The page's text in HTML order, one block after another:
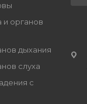
и органов
дыхания
слуха
с